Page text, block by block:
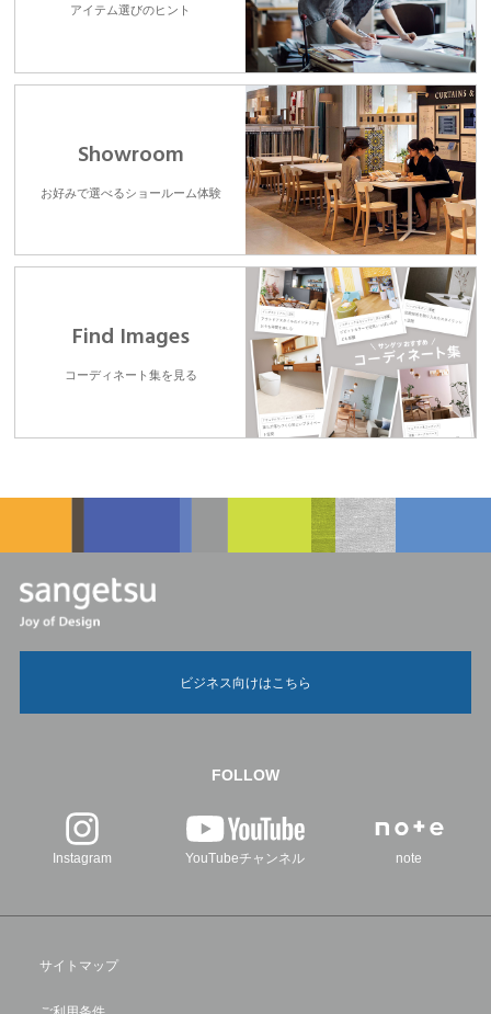
アイテム選びのヒント
Showroom
お好みで選べるショールーム体験
Find Images
コーディネート集を見る
ビジネス向けはこちら
FOLLOW
Instagram YouTubeチャンネル note
サイトマップ